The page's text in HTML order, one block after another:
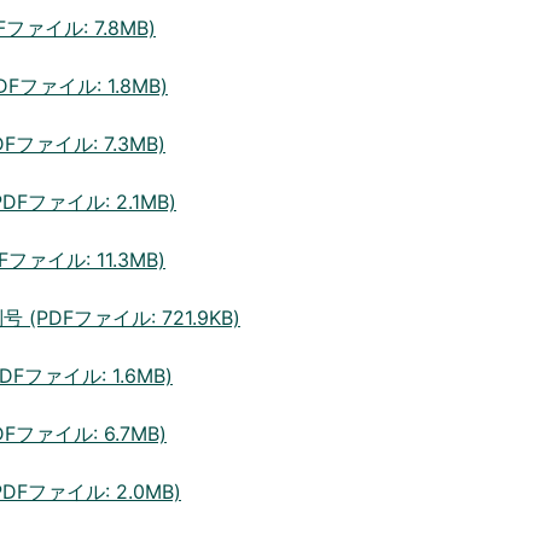
ァイル: 7.8MB)
ファイル: 1.8MB)
ファイル: 7.3MB)
ファイル: 2.1MB)
ァイル: 11.3MB)
(PDFファイル: 721.9KB)
ファイル: 1.6MB)
ファイル: 6.7MB)
ファイル: 2.0MB)